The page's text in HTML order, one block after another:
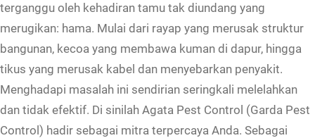
terganggu oleh kehadiran tamu tak diundang yang
merugikan: hama. Mulai dari rayap yang merusak struktur
bangunan, kecoa yang membawa kuman di dapur, hingga
tikus yang merusak kabel dan menyebarkan penyakit.
Menghadapi masalah ini sendirian seringkali melelahkan
dan tidak efektif. Di sinilah Agata Pest Control (Garda Pest
Control) hadir sebagai mitra terpercaya Anda. Sebagai